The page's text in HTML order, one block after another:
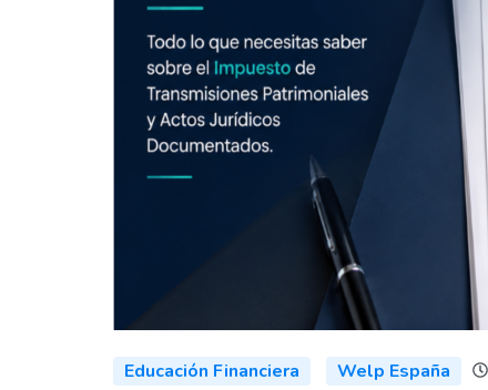
Educación Financiera Welp España